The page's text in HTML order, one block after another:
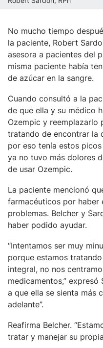
No mucho tiempo
la paciente, Robert
asesora a pacientes del
misma paciente había
de azúcar en la sangre.
Cuando consultó a la
de que ella y su médico
Ozempic y reemplazarlo
tratando de encontrar la
por eso tenía estos
ya no tuvo más dolores
de usar Ozempic.
La paciente mencionó
farmacéuticos por haber
problemas. Belcher y
haber podido ayudar.
“Intentamos ser muy
porque estamos
integral, no nos
medicamentos,” expresó
a que ella se sienta más
adelante”.
Reafirma Belcher.
tratar y manejar su